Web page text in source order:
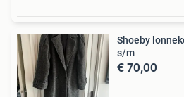
Shoeby
s/m
€ 70,00